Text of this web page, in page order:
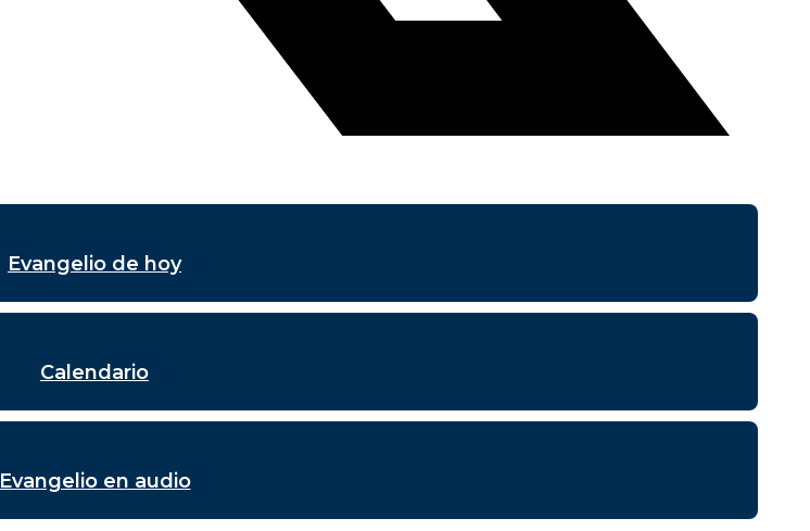
Evangelio de hoy
Calendario
Evangelio en audio